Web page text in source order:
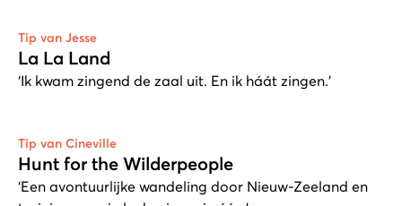
Tip van Jesse
La La Land
‘Ik kwam zingend de zaal uit. En ik háát zingen.’
Tip van Cineville
Hunt for the Wilderpeople
‘Een avontuurlijke wandeling door Nieuw-Zeeland en